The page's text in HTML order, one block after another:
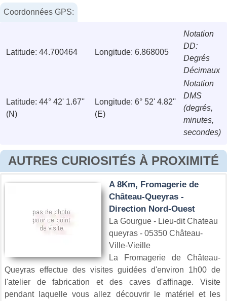
Coordonnées GPS:
Latitude: 44.700464 Longitude: 6.868005
Notation
DD:
Degrés
Décimaux
Latitude: 44° 42' 1.67''
(N)
Longitude: 6° 52' 4.82''
(E)
Notation
DMS
(degrés,
minutes,
secondes)
AUTRES CURIOSITÉS À PROXIMITÉ
A 8Km, Fromagerie de
Château-Queyras -
Direction Nord-Ouest
La Gourgue - Lieu-dit Chateau
queyras - 05350 Château-
Ville-Vieille
La Fromagerie de Château-
Queyras effectue des visites guidées d'environ 1h00 de
l'atelier de fabrication et des caves d'affinage. Visite
pendant laquelle vous allez découvrir le matériel et les